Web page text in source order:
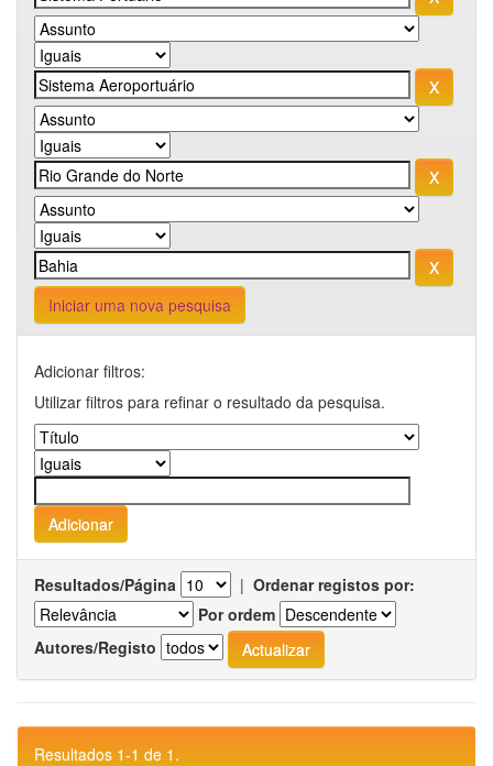
Iniciar uma nova pesquisa
Adicionar filtros:
Utilizar filtros para refinar o resultado da pesquisa.
Resultados/Página | Ordenar registos por:
Por ordem
Autores/Registo
Resultados 1-1 de 1.